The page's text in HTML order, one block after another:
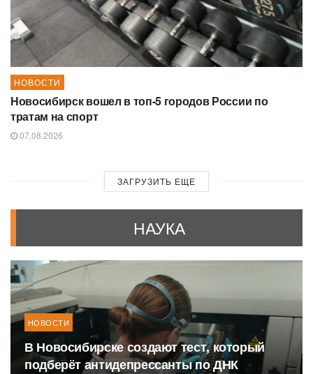
НОВОСТИ
Новосибирск вошел в топ-5 городов России по
тратам на спорт
07.08.2026
ЗАГРУЗИТЬ ЕЩЕ
НАУКА
НОВОСТИ
В Новосибирске создают тест, который
подберёт антидепрессанты по ДНК